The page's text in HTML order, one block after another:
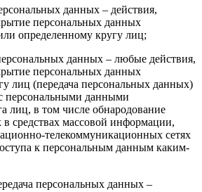
данных – действия,
персональных данных
определенному кругу лиц;
данных – любые действия,
персональных данных
лиц (передача персональных данных)
персональными данными
лиц, в том числе обнародование
средствах массовой информации,
телекоммуникационных сетях
к персональным данным каким-
персональных данных –